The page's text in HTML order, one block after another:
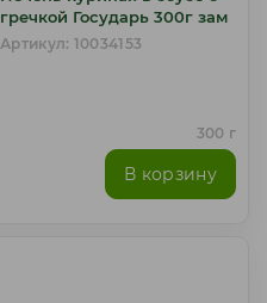
гречкой Государь 300г зам
Артикул: 10034153
300 г
В корзину